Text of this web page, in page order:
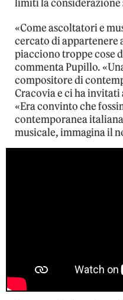
limiti la considerazione
«Come ascoltatori e
cercato di appartenere
piacciono troppe cose
commenta Pupillo.
compositore di
Cracovia e ci ha invitati
«Era convinto che
contemporanea
musicale, immagina il